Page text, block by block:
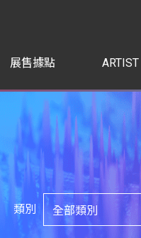
展售據點 ARTIST
類別